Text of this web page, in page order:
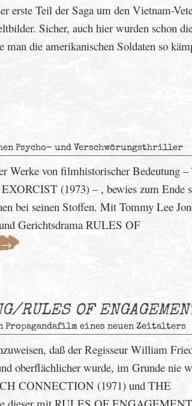
erste Teil der Saga um den Vietnam-
Sicher, auch hier wurden schon
man die amerikanischen Soldaten so
Psycho- und Verschwörungsthriller
Werke von filmhistorischer Bedeutung
(1973) – , bewies zum Ende
bei seinen Stoffen. Mit Tommy Lee
Gerichtsdrama RULES OF
→
RULES OF
eines neuen Zeitalters
daß der Regisseur William
oberflächlicher wurde, im Grunde nie
CONNECTION (1971) und THE